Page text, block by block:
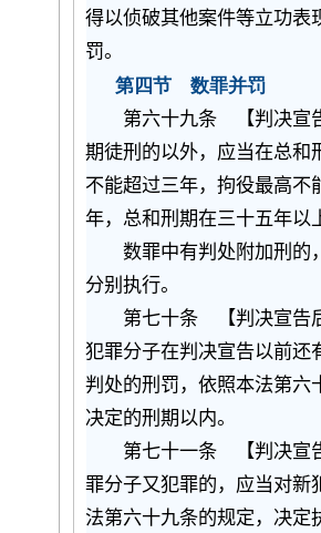
得以侦破其他案件等立功表
罚。
第四节 数罪并罚
第六十九条 【判决宣告
期徒刑的以外，应当在总和
不能超过三年，拘役最高不
年，总和刑期在三十五年以
数罪中有判处附加刑的，
分别执行。
第七十条 【判决宣告后
犯罪分子在判决宣告以前还
判处的刑罚，依照本法第六
决定的刑期以内。
第七十一条 【判决宣告
罪分子又犯罪的，应当对新
法第六十九条的规定，决定